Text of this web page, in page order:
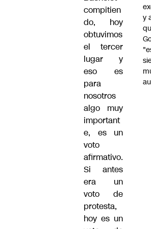
compitien
do, hoy
obtuvimos
el tercer
lugar y
eso es
para
nosotros
algo muy
important
e, es un
voto
afirmativo.
Si antes
era un
voto de
protesta,
hoy es un
y